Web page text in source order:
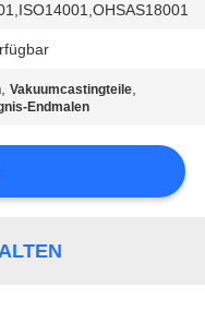
,Vakuumcastingteile,
Endmalen